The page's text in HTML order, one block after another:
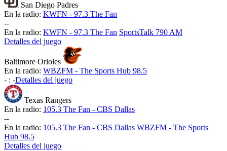
San Diego Padres
En la radio: KWFN - 97.3 The Fan
--
En la radio: KWFN - 97.3 The Fan SportsTalk 790 AM
Detalles del juego
Baltimore Orioles
En la radio: WBZFM - The Sports Hub 98.5
- : -Detalles del juego
Texas Rangers
En la radio: 105.3 The Fan - CBS Dallas
--
En la radio: 105.3 The Fan - CBS Dallas WBZFM - The Sports
Hub 98.5
Detalles del juego